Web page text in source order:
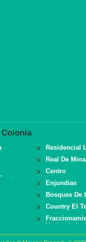
Residencial
Real De
Centro
Enjundias
Bosques De
Country El
Hacienda